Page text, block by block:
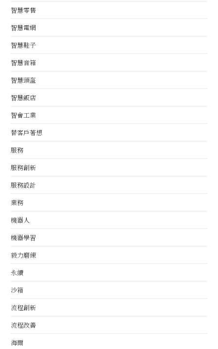
智慧零售
智慧電網
智慧鞋子
智慧音箱
智慧頭盔
智慧飯店
智會工業
替客戶著想
服務
服務創新
服務設計
業務
機器人
機器學習
毅力磨練
永續
沙箱
流程創新
流程改善
海爾